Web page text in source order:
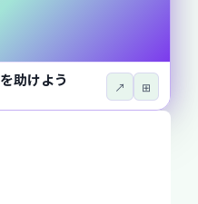
助けよう ↗ ⊞